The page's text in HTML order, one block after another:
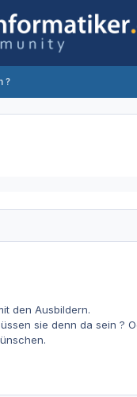
?
den Ausbildern.
sie denn da sein